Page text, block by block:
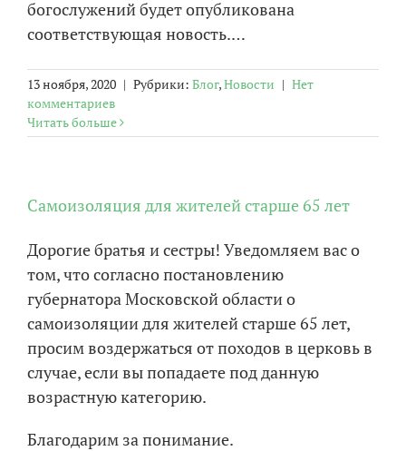
богослужений будет опубликована
соответствующая новость.…
13 ноября, 2020 | Рубрики: Блог,Новости | Нет
комментариев
Читать больше
Самоизоляция для жителей старше 65 лет
Дорогие братья и сестры! Уведомляем вас о
том, что согласно постановлению
губернатора Московской области о
самоизоляции для жителей старше 65 лет,
просим воздержаться от походов в церковь в
случае, если вы попадаете под данную
возрастную категорию.
Благодарим за понимание.